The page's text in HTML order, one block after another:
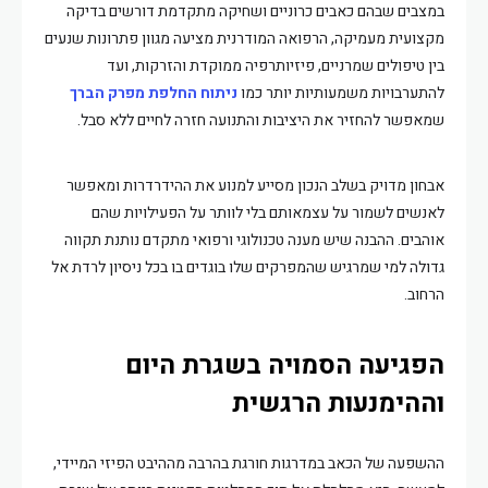
במצבים שבהם כאבים כרוניים ושחיקה מתקדמת דורשים בדיקה
מקצועית מעמיקה, הרפואה המודרנית מציעה מגוון פתרונות שנעים
בין טיפולים שמרניים, פיזיותרפיה ממוקדת והזרקות, ועד
להתערבויות משמעותיות יותר כמוניתוח החלפת מפרק הברך
שמאפשר להחזיר את היציבות והתנועה חזרה לחיים ללא סבל.
אבחון מדויק בשלב הנכון מסייע למנוע את ההידרדרות ומאפשר
לאנשים לשמור על עצמאותם בלי לוותר על הפעילויות שהם
אוהבים. ההבנה שיש מענה טכנולוגי ורפואי מתקדם נותנת תקווה
גדולה למי שמרגיש שהמפרקים שלו בוגדים בו בכל ניסיון לרדת אל
הרחוב.
הפגיעה הסמויה בשגרת היום
וההימנעות הרגשית
ההשפעה של הכאב במדרגות חורגת בהרבה מההיבט הפיזי המיידי,